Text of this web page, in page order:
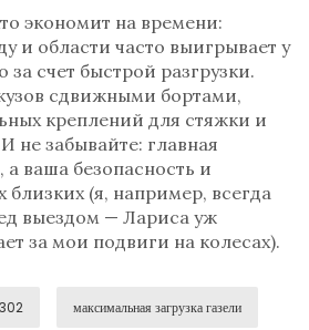
экономит на времени:
и области часто выигрывает у
за счет быстрой разгрузки.
сдвижными бортами,
креплений для стяжки и
не забывайте: главная
а ваша безопасность и
близких (я, например, всегда
выездом — Лариса уж
за мои подвиги на колесах).
максимальная загрузка газели